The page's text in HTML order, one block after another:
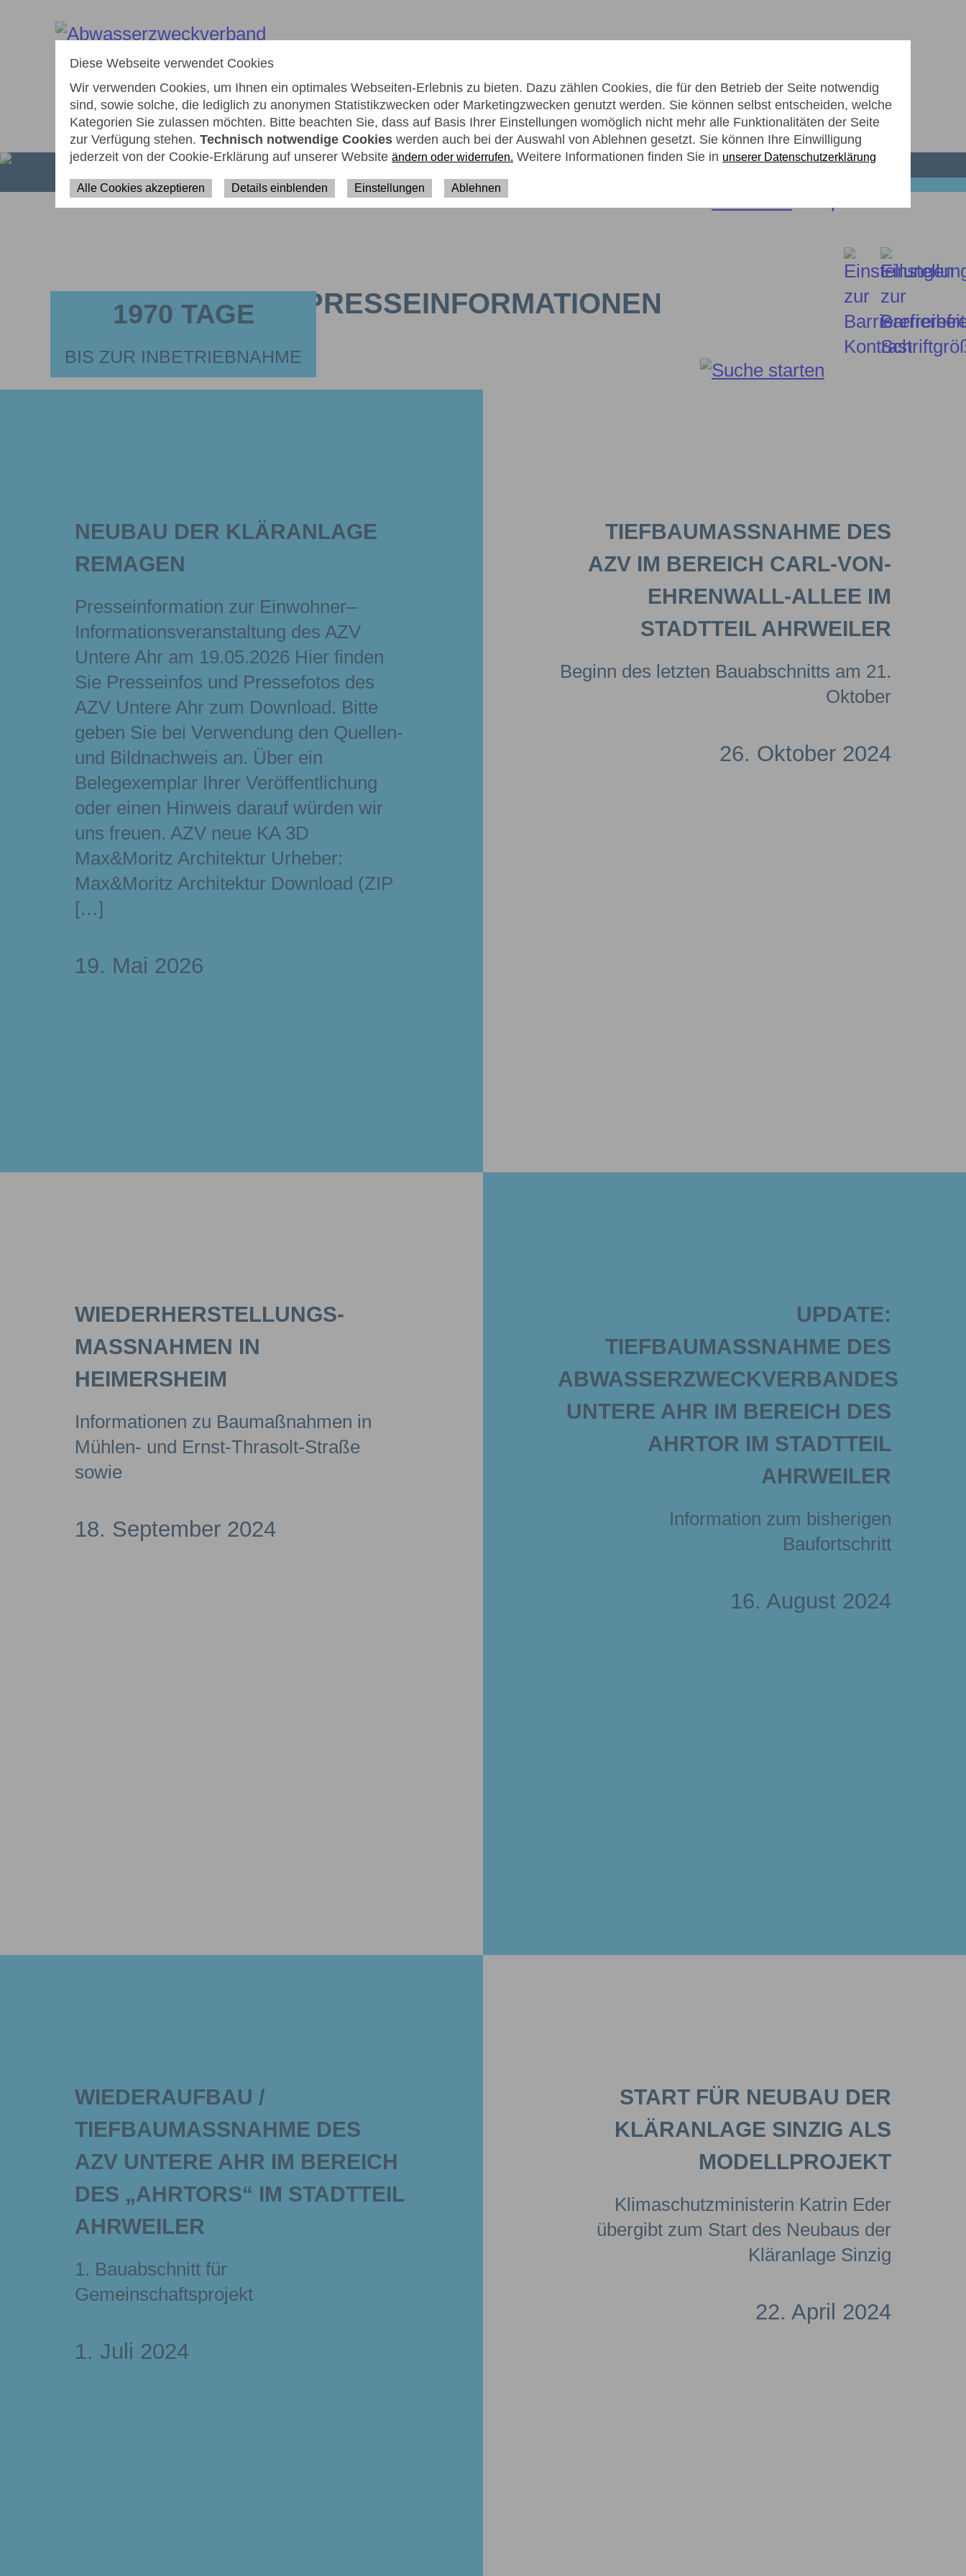
Diese Webseite verwendet Cookies
Wir verwenden Cookies, um Ihnen ein optimales Webseiten-Erlebnis zu bieten. Dazu zählen Cookies, die für den Betrieb der Seite notwendig
sind, sowie solche, die lediglich zu anonymen Statistikzwecken oder Marketingzwecken genutzt werden. Sie können selbst entscheiden, welche
Kategorien Sie zulassen möchten. Bitte beachten Sie, dass auf Basis Ihrer Einstellungen womöglich nicht mehr alle Funktionalitäten der Seite
zur Verfügung stehen. Technisch notwendige Cookies werden auch bei der Auswahl von Ablehnen gesetzt. Sie können Ihre Einwilligung
jederzeit von der Cookie-Erklärung auf unserer Website ändern oder widerrufen. Weitere Informationen finden Sie in unserer Datenschutzerklärung
Alle Cookies akzeptieren Details einblenden Einstellungen Ablehnen
Seiteninhalt
Navigation
Fußzeile
1970 TAGE
BIS ZUR INBETRIEBNAHME
AKTUELLES WIEDERAUFBAU ÜBER UNS KARRIERE KONTAKT ZUKÜNFTIGE KLÄRANLAGE
PRESSEINFORMATIONEN
NEUBAU DER KLÄRANLAGE
REMAGEN
Presseinformation zur Einwohner–
Informationsveranstaltung des AZV
Untere Ahr am 19.05.2026 Hier finden
Sie Presseinfos und Pressefotos des
AZV Untere Ahr zum Download. Bitte
geben Sie bei Verwendung den Quellen-
und Bildnachweis an. Über ein
Belegexemplar Ihrer Veröffentlichung
oder einen Hinweis darauf würden wir
uns freuen. AZV neue KA 3D
Max&Moritz Architektur Urheber:
Max&Moritz Architektur Download (ZIP
[…]
19. Mai 2026
TIEFBAUMASSNAHME DES A
ZV IM BEREICH CARL-VON-E
HRENWALL-ALLEE IM S
TADTTEIL AHRWEILER
Beginn des letzten Bauabschnitts am 21.
Oktober
26. Oktober 2024
WIEDERHERSTELLUNGS-
MASSNAHMEN IN H
EIMERSHEIM
Informationen zu Baumaßnahmen in
Mühlen- und Ernst-Thrasolt-Straße
sowie
18. September 2024
UPDATE:
TIEFBAUMASSNAHME DES A
BWASSERZWECKVERBANDES U
NTERE AHR IM BEREICH DES A
HRTOR IM STADTTEIL A
HRWEILER
Information zum bisherigen
Baufortschritt
16. August 2024
WIEDERAUFBAU /
TIEFBAUMASSNAHME DES A
ZV UNTERE AHR IM BEREICH D
ES „AHRTORS“ IM STADTTEIL A
HRWEILER
1. Bauabschnitt für
Gemeinschaftsprojekt
1. Juli 2024
START FÜR NEUBAU DER
KLÄRANLAGE SINZIG ALS
MODELLPROJEKT
Klimaschutzministerin Katrin Eder
übergibt zum Start des Neubaus der
Kläranlage Sinzig
22. April 2024